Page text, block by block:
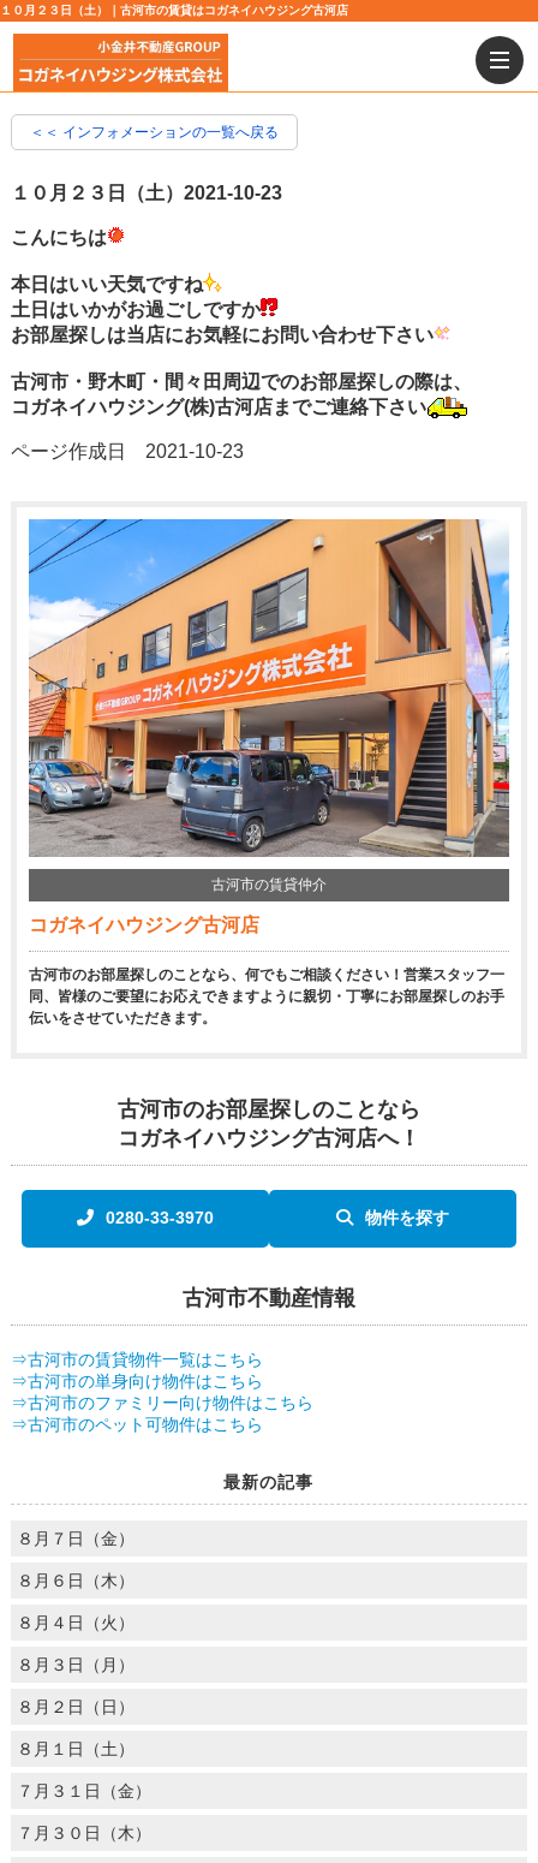
１０月２３日（土）｜古河市の賃貸はコガネイハウジング古河店
＜＜ インフォメーションの一覧へ戻る
１０月２３日（土） 2021-10-23
こんにちは
本日はいい天気ですね
土日はいかがお過ごしですか
お部屋探しは当店にお気軽にお問い合わせ下さい
古河市・野木町・間々田周辺でのお部屋探しの際は、
コガネイハウジング(株)古河店までご連絡下さい
ページ作成日 2021-10-23
古河市の賃貸仲介
コガネイハウジング古河店
古河市のお部屋探しのことなら、何でもご相談ください！営業スタッフ一
同、皆様のご要望にお応えできますように親切・丁寧にお部屋探しのお手
伝いをさせていただきます。
古河市のお部屋探しのことなら
コガネイハウジング古河店へ！
0280-33-3970 物件を探す
古河市不動産情報
⇒古河市の賃貸物件一覧はこちら
⇒古河市の単身向け物件はこちら
⇒古河市のファミリー向け物件はこちら
⇒古河市のペット可物件はこちら
最新の記事
８月７日（金）
８月６日（木）
８月４日（火）
８月３日（月）
８月２日（日）
８月１日（土）
７月３１日（金）
７月３０日（木）